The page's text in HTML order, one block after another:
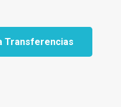
Transferencias